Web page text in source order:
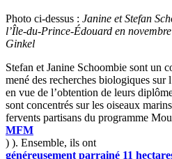
Photo ci-dessus : Janine et Stefan
l’Île-du-Prince-Édouard en
Ginkel
Stefan et Janine Schoombie sont un
mené des recherches biologiques sur
en vue de l’obtention de leurs
sont concentrés sur les oiseaux
fervents partisans du programme
MFM
) ). Ensemble, ils ont
généreusement parrainé 11